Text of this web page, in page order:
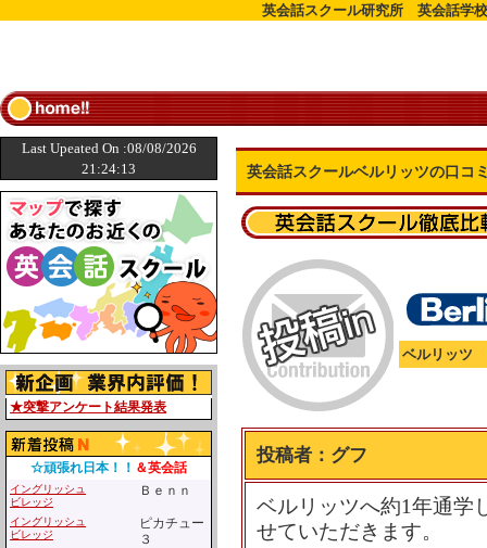
英会話スクール研究所 英会話学
Last Upeated On :08/08/2026
21:24:13
★突撃アンケート結果発表
☆頑張れ日本！！ ＆英会話
イングリッシュ
ビレッジ
Ｂｅｎｎ
イングリッシュ
ビレッジ
ピカチュー
３
英会話スクールベルリッツの口コ
ベルリッツ
投稿者： グフ
ベルリッツへ約1年通学
せていただきます。